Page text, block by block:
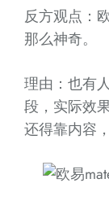
反方观点：
那么神奇。
理由：也有
段，实际效
还得靠内容